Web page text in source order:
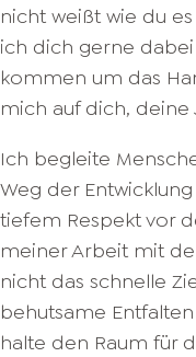
nicht weißt wie du
ich dich gerne
kommen um das
mich auf dich, deine
Ich begleite
Weg der
tiefem Respekt vor
meiner Arbeit mit
nicht das schnelle
behutsame
halte den Raum für